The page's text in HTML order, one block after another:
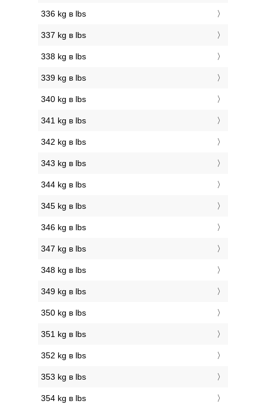
336 kg в lbs
337 kg в lbs
338 kg в lbs
339 kg в lbs
340 kg в lbs
341 kg в lbs
342 kg в lbs
343 kg в lbs
344 kg в lbs
345 kg в lbs
346 kg в lbs
347 kg в lbs
348 kg в lbs
349 kg в lbs
350 kg в lbs
351 kg в lbs
352 kg в lbs
353 kg в lbs
354 kg в lbs